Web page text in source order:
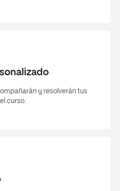
y resolverán tus
curso.